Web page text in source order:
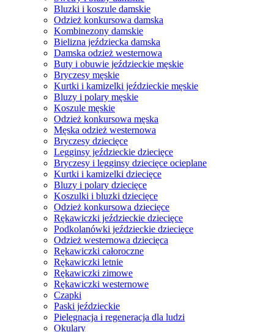
Bluzki i koszule damskie
Odzież konkursowa damska
Kombinezony damskie
Bielizna jeździecka damska
Damska odzież westernowa
Buty i obuwie jeździeckie męskie
Bryczesy męskie
Kurtki i kamizelki jeździeckie męskie
Bluzy i polary męskie
Koszule męskie
Odzież konkursowa męska
Męska odzież westernowa
Bryczesy dziecięce
Legginsy jeździeckie dziecięce
Bryczesy i legginsy dziecięce ocieplane
Kurtki i kamizelki dziecięce
Bluzy i polary dziecięce
Koszulki i bluzki dziecięce
Odzież konkursowa dziecięce
Rękawiczki jeździeckie dziecięce
Podkolanówki jeździeckie dziecięce
Odzież westernowa dziecięca
Rękawiczki całoroczne
Rękawiczki letnie
Rękawiczki zimowe
Rękawiczki westernowe
Czapki
Paski jeździeckie
Pielęgnacja i regeneracja dla ludzi
Okulary